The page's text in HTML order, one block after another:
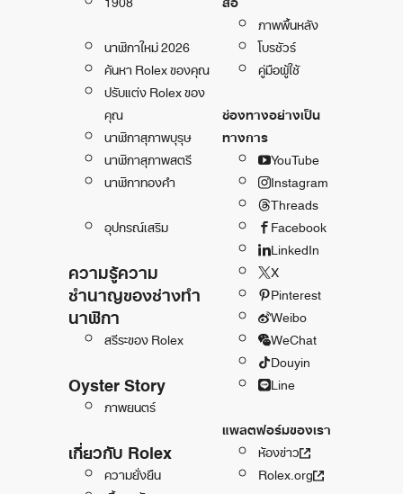
นาฬิกาใหม่ 2026
ค้นหา Rolex ของคุณ
ปรับแต่ง Rolex ของ
คุณ
นาฬิกาสุภาพบุรุษ
นาฬิกาสุภาพสตรี
นาฬิกาทองคำ
อุปกรณ์เสริม
ความรู้ความ
ชำนาญของช่างทำ
นาฬิกา
สรีระของ Rolex
Oyster Story
ภาพยนตร์
เกี่ยวกับ Rolex
ความยั่งยืน
ภาพพื้นหลัง
โบรชัวร์
คู่มือผู้ใช้
ช่องทางอย่างเป็น
ทางการ
YouTube
Instagram
Threads
Facebook
LinkedIn
X
Pinterest
Weibo
WeChat
Douyin
Line
แพลตฟอร์มของเรา
ห้องข่าว
Rolex.org